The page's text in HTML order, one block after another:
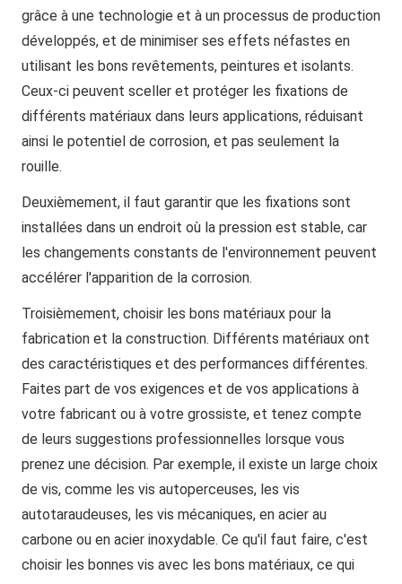
grâce à une technologie et à un processus de production
développés, et de minimiser ses effets néfastes en
utilisant les bons revêtements, peintures et isolants.
Ceux-ci peuvent sceller et protéger les fixations de
différents matériaux dans leurs applications, réduisant
ainsi le potentiel de corrosion, et pas seulement la
rouille.
Deuxièmement, il faut garantir que les fixations sont
installées dans un endroit où la pression est stable, car
les changements constants de l'environnement peuvent
accélérer l'apparition de la corrosion.
Troisièmement, choisir les bons matériaux pour la
fabrication et la construction. Différents matériaux ont
des caractéristiques et des performances différentes.
Faites part de vos exigences et de vos applications à
votre fabricant ou à votre grossiste, et tenez compte
de leurs suggestions professionnelles lorsque vous
prenez une décision. Par exemple, il existe un large choix
de vis, comme les vis autoperceuses, les vis
autotaraudeuses, les vis mécaniques, en acier au
carbone ou en acier inoxydable. Ce qu'il faut faire, c'est
choisir les bonnes vis avec les bons matériaux, ce qui